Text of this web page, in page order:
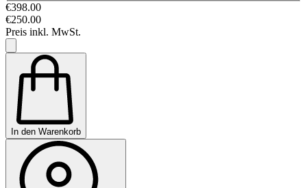
€398.00
€250.00
Preis inkl. MwSt.
In den Warenkorb